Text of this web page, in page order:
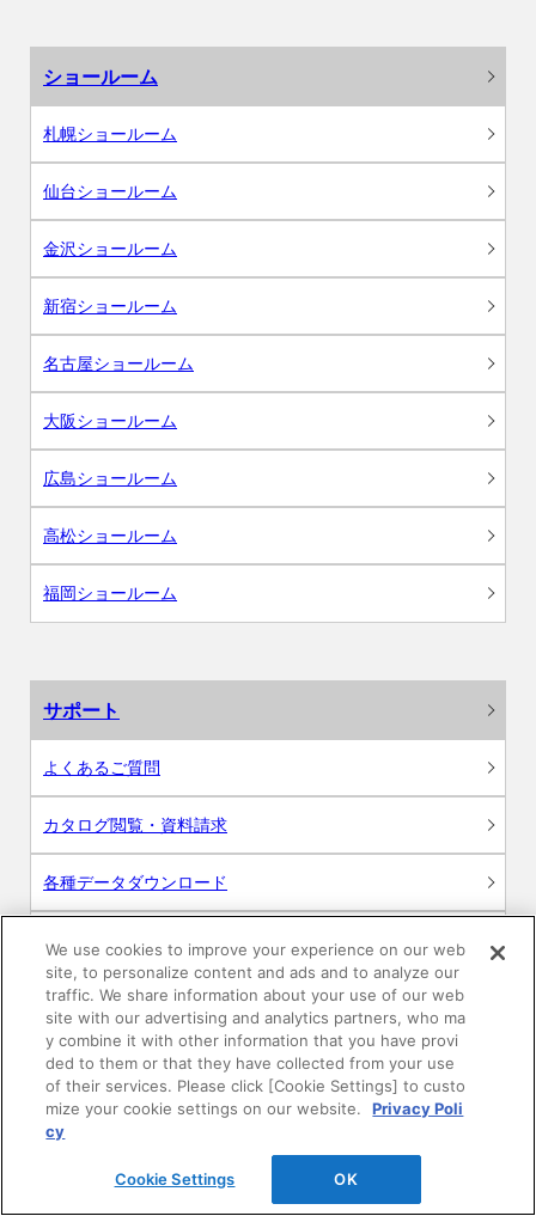
ショールーム
札幌ショールーム
仙台ショールーム
金沢ショールーム
新宿ショールーム
名古屋ショールーム
大阪ショールーム
広島ショールーム
高松ショールーム
福岡ショールーム
サポート
よくあるご質問
カタログ閲覧・資料請求
各種データダウンロード
WEB見積・各種シミュレーション
交換用部品の購入
修理・点検
お問い合わせ
We use cookies to improve your experience on our web
site, to personalize content and ads and to analyze our
traffic. We share information about your use of our web
site with our advertising and analytics partners, who ma
y combine it with other information that you have provi
ded to them or that they have collected from your use
of their services. Please click [Cookie Settings] to custo
mize your cookie settings on our website.
Privacy Poli
cy
Cookie Settings OK